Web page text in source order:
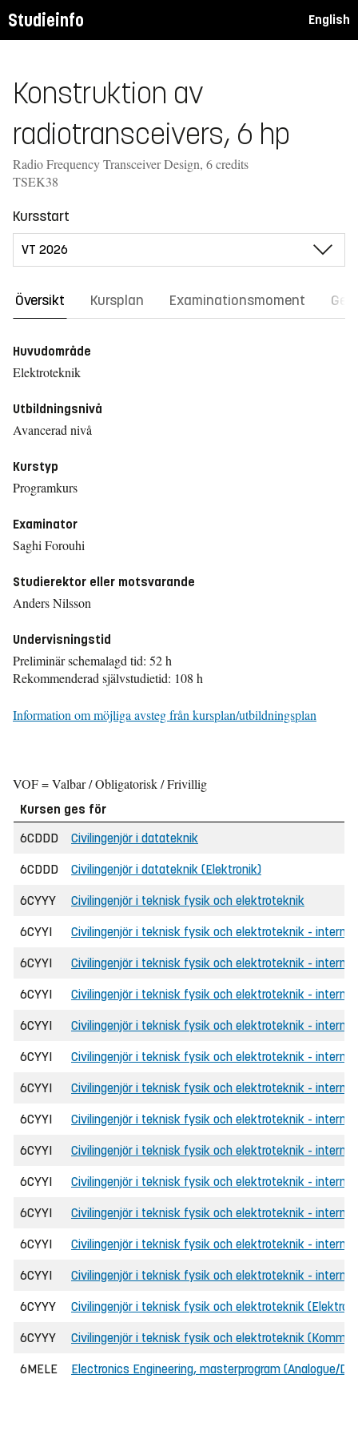
Studieinfo English
Konstruktion av
radiotransceivers, 6 hp
Radio Frequency Transceiver Design, 6 credits
TSEK38
Kursstart
Översikt Kursplan Examinationsmoment
Huvudområde
Elektroteknik
Utbildningsnivå
Avancerad nivå
Kurstyp
Programkurs
Examinator
Saghi Forouhi
Studierektor eller motsvarande
Anders Nilsson
Undervisningstid
Preliminär schemalagd tid: 52 h
Rekommenderad självstudietid: 108 h
Information om möjliga avsteg från kursplan/utbildningsplan
VOF = Valbar / Obligatorisk / Frivillig
Kursen ges för
6CDDD
Civilingenjör i datateknik
6CDDD Civilingenjör i datateknik (Elektronik)
6CYYY Civilingenjör i teknisk fysik och elektroteknik
6CYYI Civilingenjör i teknisk fysik och elektroteknik -
6CYYI Civilingenjör i teknisk fysik och elektroteknik -
6CYYI Civilingenjör i teknisk fysik och elektroteknik -
6CYYI Civilingenjör i teknisk fysik och elektroteknik -
6CYYI Civilingenjör i teknisk fysik och elektroteknik -
6CYYI Civilingenjör i teknisk fysik och elektroteknik -
6CYYI Civilingenjör i teknisk fysik och elektroteknik -
6CYYI Civilingenjör i teknisk fysik och elektroteknik -
6CYYI Civilingenjör i teknisk fysik och elektroteknik -
6CYYI Civilingenjör i teknisk fysik och elektroteknik -
6CYYI Civilingenjör i teknisk fysik och elektroteknik -
6CYYI Civilingenjör i teknisk fysik och elektroteknik -
6CYYY Civilingenjör i teknisk fysik och elektroteknik
6CYYY Civilingenjör i teknisk fysik och elektroteknik
6MELE Electronics Engineering, masterprogram (Analogue/